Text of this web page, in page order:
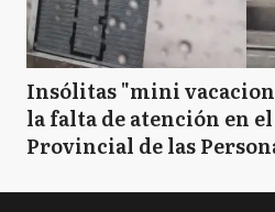
Insólitas "mini
la falta de atención en
Provincial de las